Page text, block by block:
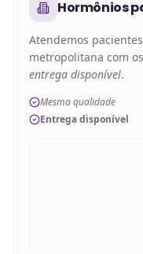
Hormônios
Atendemos
metropolitana com
entrega disponível.
Mesma qualidade
Entrega disponível